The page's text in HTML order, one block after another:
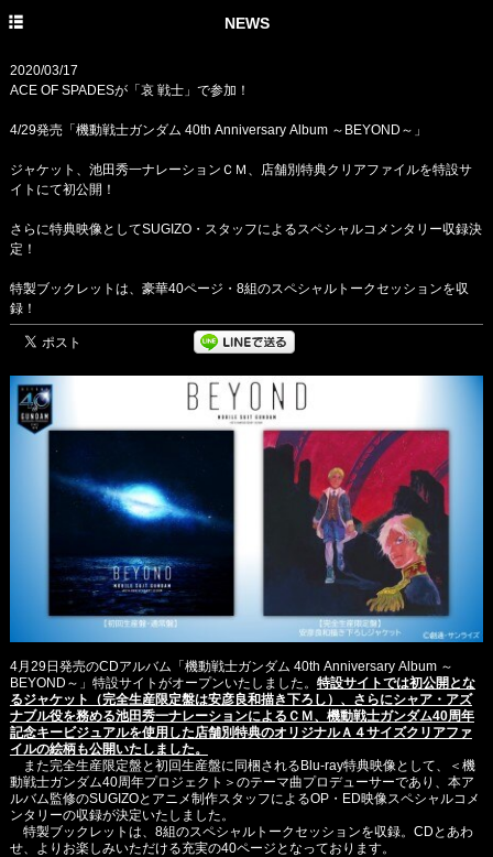
NEWS
2020/03/17
ACE OF SPADESが「哀 戦士」で参加！
4/29発売「機動戦士ガンダム 40th Anniversary Album ～BEYOND～」
ジャケット、池田秀一ナレーションＣＭ、店舗別特典クリアファイルを特設サ
イトにて初公開！
さらに特典映像としてSUGIZO・スタッフによるスペシャルコメンタリー収録決
定！
特製ブックレットは、豪華40ページ・8組のスペシャルトークセッションを収
録！
4月29日発売のCDアルバム「機動戦士ガンダム 40th Anniversary Album ～
BEYOND～」特設サイトがオープンいたしました。 特設サイトでは初公開とな
るジャケット（完全生産限定盤は安彦良和描き下ろし）、さらにシャア・アズ
ナブル役を務める池田秀一ナレーションによるＣＭ、機動戦士ガンダム40周年
記念キービジュアルを使用した店舗別特典のオリジナルＡ４サイズクリアファ
イルの絵柄も公開いたしました。
また完全生産限定盤と初回生産盤に同梱されるBlu-ray特典映像として、＜機
動戦士ガンダム40周年プロジェクト＞のテーマ曲プロデューサーであり、本ア
ルバム監修のSUGIZOとアニメ制作スタッフによるOP・ED映像スペシャルコメ
ンタリーの収録が決定いたしました。
特製ブックレットは、8組のスペシャルトークセッションを収録。CDとあわ
せ、よりお楽しみいただける充実の40ページとなっております。
PROFILE
LIVE